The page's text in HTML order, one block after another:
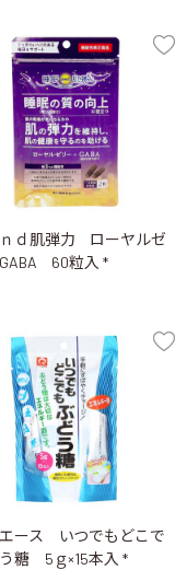
ｄ肌弾力 ローヤルゼ
60粒入 *
ース いつでもどこで
糖 5ｇ×15本入 *